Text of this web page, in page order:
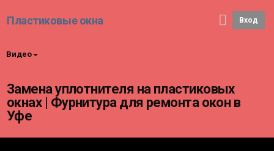
Пластиковые окна Вход
Видео
Замена уплотнителя на пластиковых
окнах | Фурнитура для ремонта окон в
Уфе